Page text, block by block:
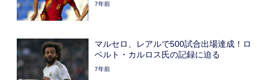
7年前
マルセロ、レアルで500試合出場達成！ロ
ベルト・カルロス氏の記録に迫る
7年前